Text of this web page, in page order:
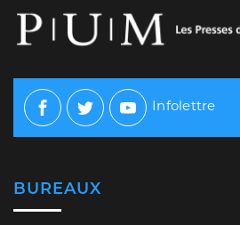
Facebook
TwitterYoutube
Infolettre
BUREAUX